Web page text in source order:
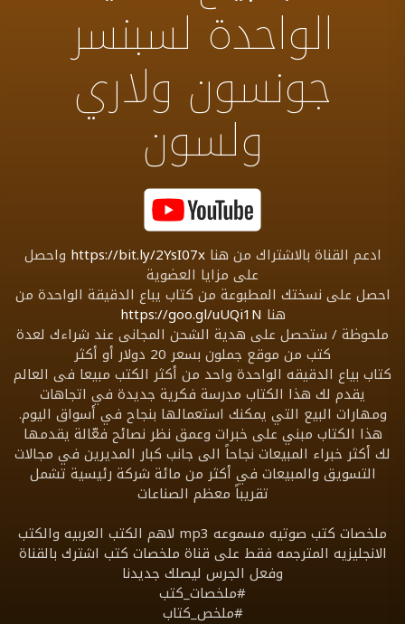
الواحدة لسبنسر
جونسون ولاري
ولسون
ادعم القناة بالاشتراك من هناhttps://bit.ly/2YsI07x واحصل
على مزايا العضوية
احصل على نسختك المطبوعة من كتاب يباع الدقيقة الواحدة من
هنا https://goo.gl/uUQi1N
ملحوظة / ستحصل على هدية الشحن المجانى عند شراءك لعدة
كتب من موقع جملون بسعر 20 دولار أو أكثر
كتاب بياع الدقيقه الواحدة واحد من أكثر الكتب مبيعا فى العالم
يقدم لك هذا الكتاب مدرسة فكرية جديدة في اتجاهات
ومهارات البيع التي يمكنك استعمالها بنجاح في أسواق اليوم.
هذا الكتاب مبني على خبرات وعمق نظر نصائح فعّالة يقدمها
لك أكثر خبراء المبيعات نجاحاً الى جانب كبار المديرين في مجالات
التسويق والمبيعات في أكثر من مائة شركة رئيسية تشمل
تقريباً معظم الصناعات
ملخصات كتب صوتيه مسموعه mp3 لاهم الكتب العربيه والكتب
الانجليزيه المترجمه فقط على قناة ملخصات كتب اشترك بالقناة
وفعل الجرس ليصلك جديدنا
#ملخصات_كتب
#ملخص_كتاب